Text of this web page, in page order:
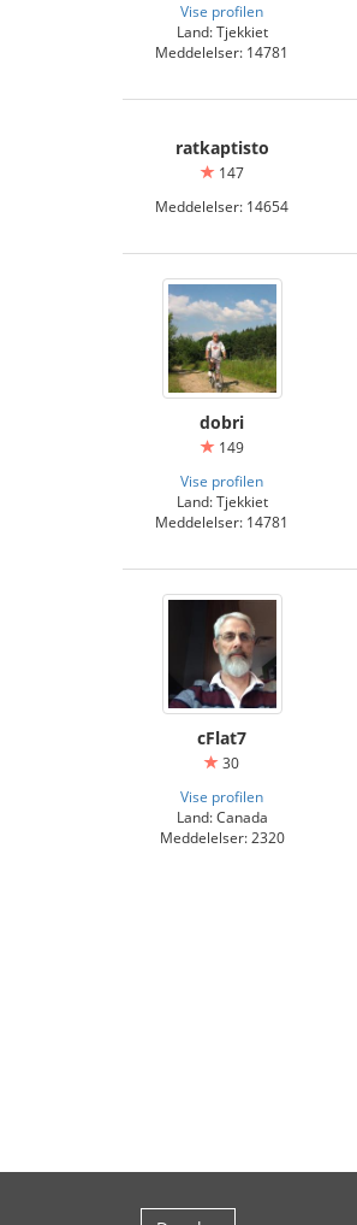
Vise profilen
Land: Tjekkiet
Meddelelser: 14781
ratkaptisto
147
Meddelelser: 14654
dobri
149
Vise profilen
Land: Tjekkiet
Meddelelser: 14781
cFlat7
30
Vise profilen
Land: Canada
Meddelelser: 2320